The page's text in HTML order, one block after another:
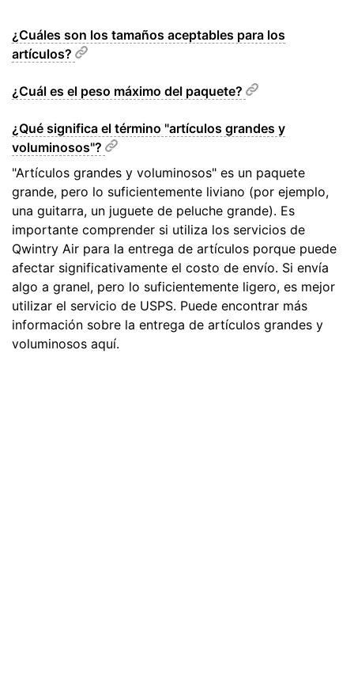
¿Cuáles son los tamaños aceptables para los
artículos?
¿Cuál es el peso máximo del paquete?
¿Qué significa el término "artículos grandes y
voluminosos"?
"Artículos grandes y voluminosos" es un paquete
grande, pero lo suficientemente liviano (por ejemplo,
una guitarra, un juguete de peluche grande). Es
importante comprender si utiliza los servicios de
Qwintry Air para la entrega de artículos porque puede
afectar significativamente el costo de envío. Si envía
algo a granel, pero lo suficientemente ligero, es mejor
utilizar el servicio de USPS. Puede encontrar más
información sobre la entrega de artículos grandes y
voluminosos aquí.